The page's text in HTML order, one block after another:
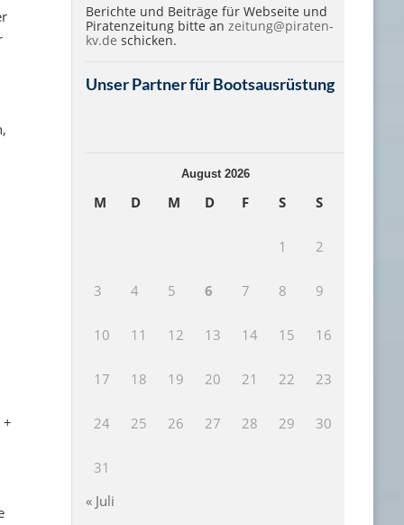
Berichte und Beiträge für Webseite und
Piratenzeitung bitte anzeitung@piraten-
kv.de schicken.
Unser Partner für Bootsausrüstung
August 2026
M D M D F S S
1 2
3 4 5 6 7 8 9
10 11 12 13 14 15 16
17 18 19 20 21 22 23
24 25 26 27 28 29 30
31
« Juli